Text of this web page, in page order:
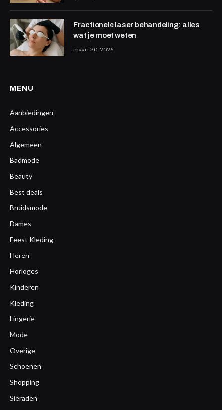
Fractionele laser behandeling: alles
wat je moet weten
maart 30, 2026
MENU
Aanbiedingen
Accessories
Algemeen
Badmode
Beauty
Best deals
Bruidsmode
Dames
Feest Kleding
Heren
Horloges
Kinderen
Kleding
Lingerie
Mode
Overige
Schoenen
Shopping
Sieraden